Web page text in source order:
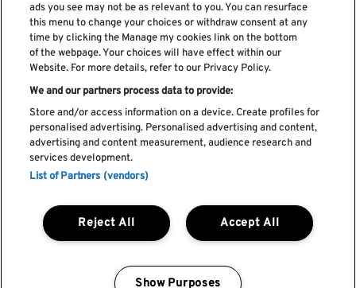
Li e aceito os Política de privacidade
Livro de Reclamações
Livro de Elogios
Política de cookies
Termos e condições
Faq's
REGULAMENTO DA CIDADE DO ROCK
ads you see may not be as relevant to you. You can resurface
this menu to change your choices or withdraw consent at any
time by clicking the Manage my cookies link on the bottom
of the webpage. Your choices will have effect within our
Website. For more details, refer to our Privacy Policy.
We and our partners process data to provide:
Store and/or access information on a device. Create profiles for
personalised advertising. Personalised advertising and content,
advertising and content measurement, audience research and
services development.
List of Partners (vendors)
Accept All
Reject All
Show Purposes